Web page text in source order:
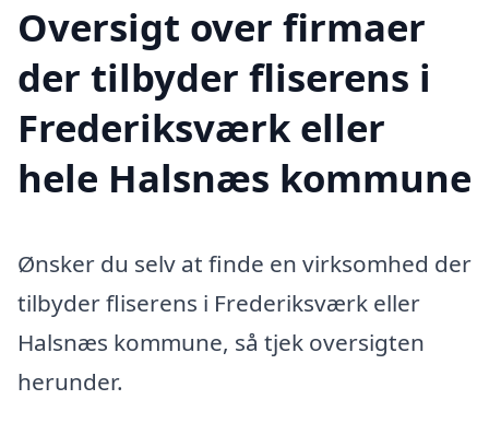
Oversigt over firmaer
der tilbyder fliserens i
Frederiksværk eller
hele Halsnæs kommune
Ønsker du selv at finde en virksomhed der
tilbyder fliserens i Frederiksværk eller
Halsnæs kommune, så tjek oversigten
herunder.